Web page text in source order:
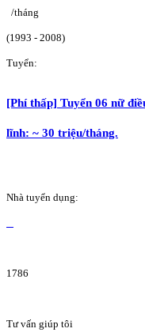
/tháng
(1993 - 2008)
Tuyển:
[Phí thấp] Tuyển 06 nữ
lĩnh: ~ 30 triệu/tháng.
Nhà tuyển dụng:
1786
Tư vấn giúp tôi